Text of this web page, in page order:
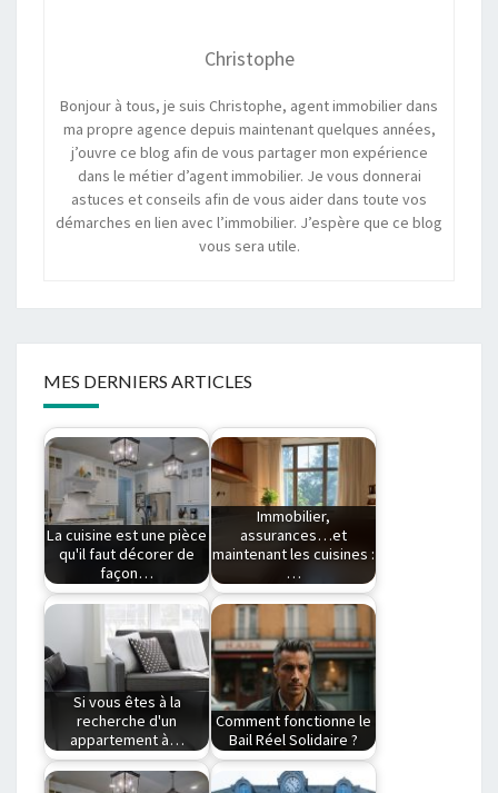
Christophe
Bonjour à tous, je suis Christophe, agent immobilier dans
ma propre agence depuis maintenant quelques années,
j’ouvre ce blog afin de vous partager mon expérience
dans le métier d’agent immobilier. Je vous donnerai
astuces et conseils afin de vous aider dans toute vos
démarches en lien avec l’immobilier. J’espère que ce blog
vous sera utile.
MES DERNIERS ARTICLES
La cuisine est une pièce
qu'il faut décorer de
façon…
Comment faire la
décoration de ma
cuisine Pour réussir
la…
Immobilier,
assurances…et
maintenant les cuisines :
…
Dans des secteurs
complexes comme
l’immobilier et les
assurances, les…
Si vous êtes à la
recherche d'un
appartement à…
Comment s'y prendre
Comment fonctionne le
Bail Réel Solidaire ?
Fonctionnement du